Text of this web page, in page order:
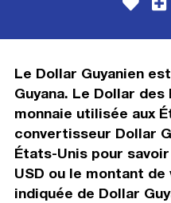
Le Dollar Guyanien
Guyana. Le Dollar
monnaie utilisée aux
convertisseur Dollar
États-Unis pour
USD ou le montant
indiquée de Dollar